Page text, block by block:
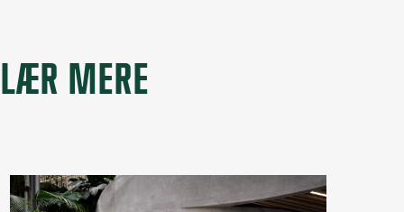
LÆR MERE